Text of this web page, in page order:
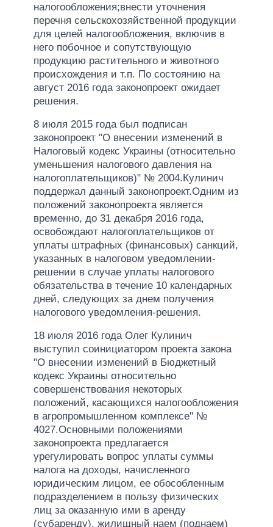
налогообложения;внести уточнения
перечня сельскохозяйственной продукции
для целей налогообложения, включив в
него побочное и сопутствующую
продукцию растительного и животного
происхождения и т.п. По состоянию на
август 2016 года законопроект ожидает
решения.
8 июля 2015 года был подписан
законопроект "О внесении изменений в
Налоговый кодекс Украины (относительно
уменьшения налогового давления на
налогоплательщиков)" № 2004.Кулинич
поддержал данный законопроект.Одним из
положений законопроекта является
временно, до 31 декабря 2016 года,
освобождают налогоплательщиков от
уплаты штрафных (финансовых) санкций,
указанных в налоговом уведомлении-
решении в случае уплаты налогового
обязательства в течение 10 календарных
дней, следующих за днем ​​получения
налогового уведомления-решения.
18 июля 2016 года Олег Кулинич
выступил соинициатором проекта закона
"О внесении изменений в Бюджетный
кодекс Украины относительно
совершенствования некоторых
положений, касающихся налогообложения
в агропромышленном комплексе" №
4027.Основными положениями
законопроекта предлагается
урегулировать вопрос уплаты суммы
налога на доходы, начисленного
юридическим лицом, ее обособленным
подразделением в пользу физических
лиц за оказанную ими в аренду
(субаренду), жилищный наем (поднаем)